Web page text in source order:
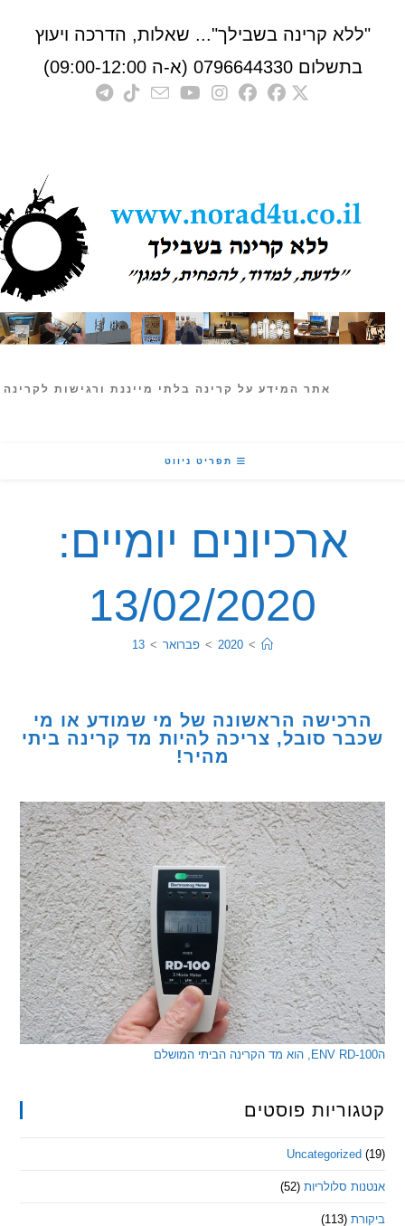
קרינה בשבילך"... שאלות, הדרכה ויעוץ
0796644330 (א-ה 09:00-12:00)
אתר המידע על קרינה בלתי מייננת ורגישות לקרינה
תפריט ניווט
ארכיונים יומיים:
13/02/2020
2020
> פברואר >
13
הראשונה של מי שמודע או מי
סובל, צריכה להיות מד קרינה ביתי
מהיר!
פוסטים
סלולריות (52)